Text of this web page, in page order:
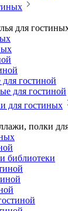
для
гостиной
для гостиной
для гостиных
полки